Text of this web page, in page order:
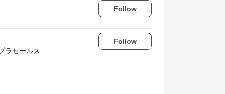
Follow
ラセールス
Follow